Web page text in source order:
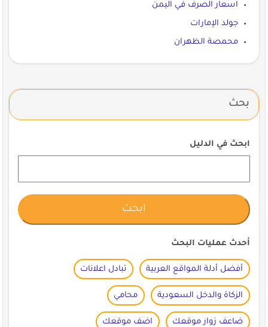
اسعار الصرف في اليمن
جولد الإمارات
محمصة الظهران
بحث
ابحث في الدليل
أحدث عمليات البحث
أفضل أدلة المواقع العربية تبادل اعلانات
الزكاة والدخل السعودية محامي
ضاعف زوار موقعك اضف موقعك